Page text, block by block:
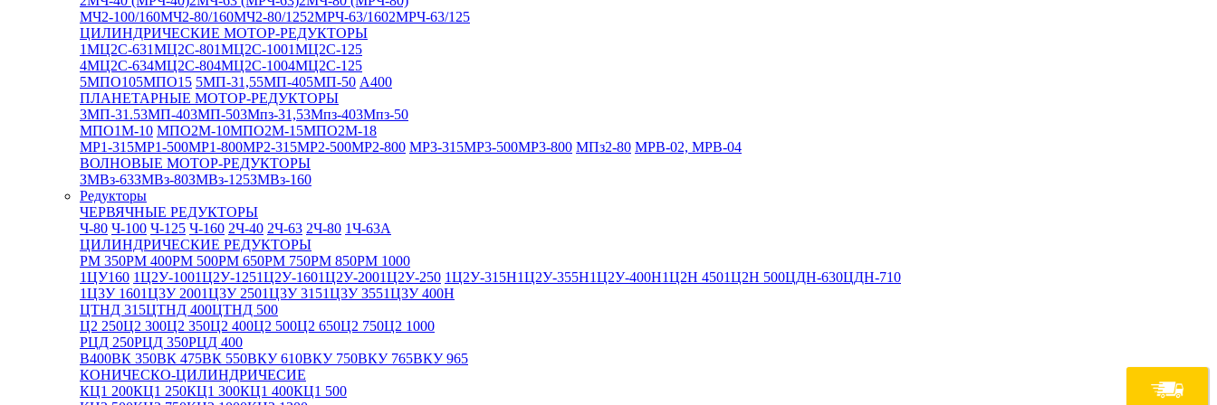
МЧ2-100/160МЧ2-80/160МЧ2-80/1252МРЧ-63/1602МРЧ-63/125
ЦИЛИНДРИЧЕСКИЕ МОТОР-РЕДУКТОРЫ
1МЦ2С-631МЦ2С-801МЦ2С-1001МЦ2С-125
4МЦ2С-634МЦ2С-804МЦ2С-1004МЦ2С-125
5МПО105МПО15 5МП-31,55МП-405МП-50 А400
ПЛАНЕТАРНЫЕ МОТОР-РЕДУКТОРЫ
3МП-31.53МП-403МП-503Мпз-31,53Мпз-403Мпз-50
МПО1М-10 МПО2М-10МПО2М-15МПО2М-18
МР1-315МР1-500МР1-800МР2-315МР2-500МР2-800 МР3-315МР3-500МР3-800 МПз2-80 МРВ-02, МРВ-04
ВОЛНОВЫЕ МОТОР-РЕДУКТОРЫ
ЗМВз-63ЗМВз-80ЗМВз-125ЗМВз-160
Редукторы
ЧЕРВЯЧНЫЕ РЕДУКТОРЫ
Ч-80 Ч-100 Ч-125 Ч-160 2Ч-40 2Ч-63 2Ч-80 1Ч-63А
ЦИЛИНДРИЧЕСКИЕ РЕДУКТОРЫ
РМ 350РМ 400РМ 500РМ 650РМ 750РМ 850РМ 1000
1ЦУ160 1Ц2У-1001Ц2У-1251Ц2У-1601Ц2У-2001Ц2У-250 1Ц2У-315Н1Ц2У-355Н1Ц2У-400Н1Ц2Н 4501Ц2Н 500ЦДН-630ЦДН-710
1Ц3У 1601Ц3У 2001Ц3У 2501Ц3У 3151Ц3У 3551Ц3У 400Н
ЦТНД 315ЦТНД 400ЦТНД 500
Ц2 250Ц2 300Ц2 350Ц2 400Ц2 500Ц2 650Ц2 750Ц2 1000
РЦД 250РЦД 350РЦД 400
В400ВК 350ВК 475ВК 550ВКУ 610ВКУ 750ВКУ 765ВКУ 965
КОНИЧЕСКО-ЦИЛИНДРИЧЕСИЕ
КЦ1 200КЦ1 250КЦ1 300КЦ1 400КЦ1 500